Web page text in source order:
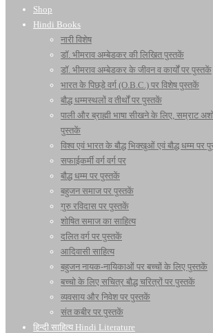
Shop
Hindi Books
नारी विशेष
डॉ. भीमराव अम्बेडकर की लिखित पुस्तकें
डॉ. भीमराव अम्बेडकर के जीवन व कार्यों पर पुस्तकें
भारत के पिछड़े वर्ग (O.B.C.) पर विशेष पुस्तकें
बौद्ध धम्मस्थलों व तीर्थों पर पुस्तकें
पाली और ब्राह्मी भाषा सीखने के लिए, सम्राट
पुस्तकें
विश्व एवं भारत के बौद्ध भिक्खुओं एवं बौद्ध धम्म पर
सफाईकर्मी वर्ग वर्ग पर
बौद्ध धम्म पर पुस्तकें
बहुजन समाज पर पुस्तकें
गुरु रविदास पर पुस्तकें
शोषित समाज का साहित्य
दलित वर्ग पर पुस्तकें
आदिवासी साहित्य
बहुजन नायक-नायिकाओं पर बच्चों के लिए पुस्तकें
बच्चो के लिए सचित्र बौद्ध चरित्रों पर पुस्तकें
व्यवसाय और निवेश पर पुस्तकें
संत कबीर पर पुस्तकें
हिन्दी साहित्य Hindi Literature